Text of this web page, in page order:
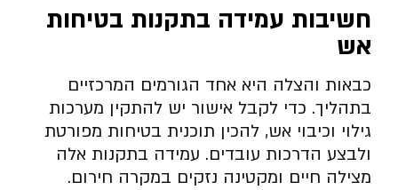
חשיבות עמידה בתקנות בטיחות
אש
כבאות והצלה היא אחד הגורמים המרכזיים
בתהליך. כדי לקבל אישור יש להתקין מערכות
גילוי וכיבוי אש, להכין תוכנית בטיחות מפורטת
ולבצע הדרכות עובדים. עמידה בתקנות אלה
מצילה חיים ומקטינה נזקים במקרה חירום.